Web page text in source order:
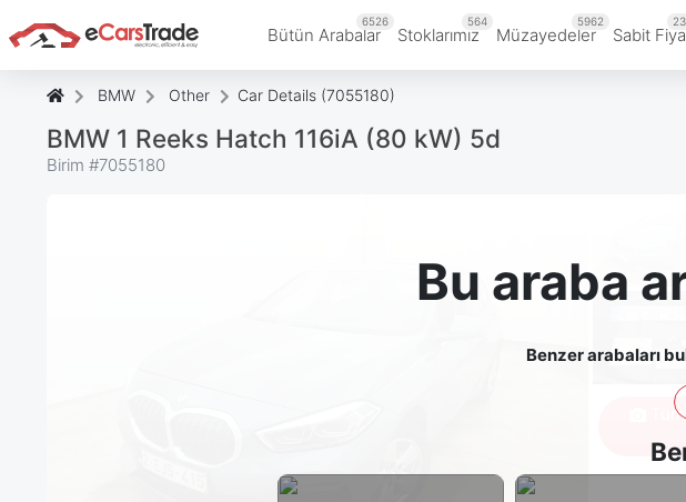
Bütün Arabalar
6526
Stoklarımız
564
Müzayedeler
5962
Sabit
BMW Other Car Details (7055180)
BMW 1 Reeks Hatch 116iA (80 kW) 5d
Birim #7055180
Bu araba
Benzer arabaları